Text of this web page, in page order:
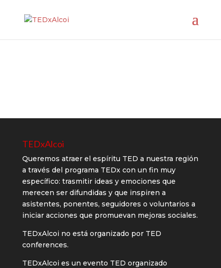
TEDxAlcoi
Queremos atraer el espíritu TED a nuestra región
a través del programa TEDx con un fin muy
específico: trasmitir ideas y emociones que
merecen ser difundidas y que inspiren a
asistentes, ponentes, seguidores o voluntarios a
iniciar acciones que promuevan mejoras sociales.
TEDxAlcoi no está organizado por TED
conferences.
TEDxAlcoi es un evento TED organizado